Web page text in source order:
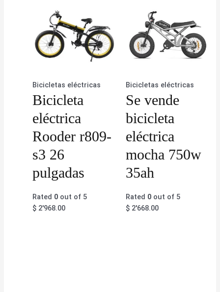
Bicicletas eléctricas
Bicicleta
eléctrica
Rooder r809-
s3 26
pulgadas
Rated 0 out of 5
$ 2'968.00
Bicicletas eléctricas
Se vende
bicicleta
eléctrica
mocha 750w
35ah
Rated 0out of 5
$2'668.00